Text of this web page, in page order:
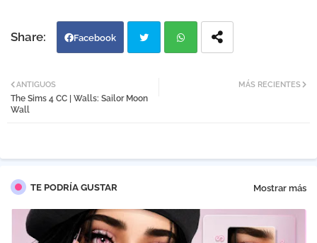
Facebook
tter
MÁS RECIENTES
ANTIGUOS
The Sims 4 CC | Walls: Sailor Moon
Wall
TE PODRÍA GUSTAR Mostrar más